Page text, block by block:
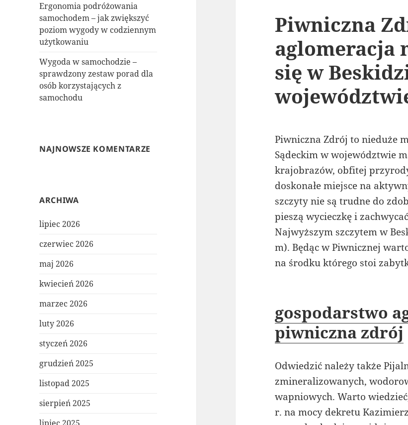
Ergonomia podróżowania
samochodem – jak zwiększyć
poziom wygody w codziennym
użytkowaniu
Wygoda w samochodzie –
sprawdzony zestaw porad dla
osób korzystających z
samochodu
NAJNOWSZE KOMENTARZE
ARCHIWA
lipiec 2026
czerwiec 2026
maj 2026
kwiecień 2026
marzec 2026
luty 2026
styczeń 2026
grudzień 2025
listopad 2025
sierpień 2025
Piwniczna
aglomeracja
się w
Piwniczna Zdrój to nieduże
Sądeckim w województwie
krajobrazów, obfitej
doskonałe miejsce na
szczyty nie są trudne do
pieszą wycieczkę i
Najwyższym szczytem w
m). Będąc w Piwnicznej
na środku którego stoi
gospodarstwo
piwniczna zdrój
Odwiedzić należy także
zmineralizowanych,
wapniowych. Warto
r. na mocy dekretu